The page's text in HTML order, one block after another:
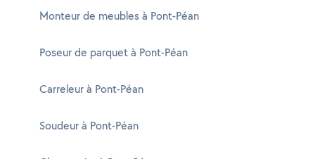
Monteur de meubles à Pont-Péan
Poseur de parquet à Pont-Péan
Carreleur à Pont-Péan
Soudeur à Pont-Péan